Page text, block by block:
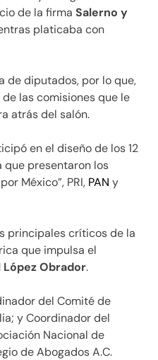
de la firma Salerno y
platicaba con
de diputados, por lo que,
las comisiones que le
atrás del salón.
en el diseño de los 12
presentaron los
México”, PRI, PAN y
principales críticos de la
que impulsa el
Obrador.
del Comité de
y Coordinador del
Nacional de
de Abogados A.C.